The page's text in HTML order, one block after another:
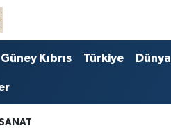
Güney Kıbrıs Türkiye Dünya